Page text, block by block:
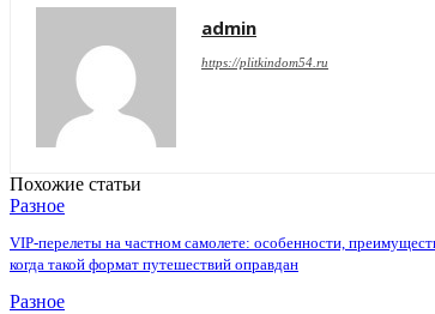
admin
https://plitkindom54.ru
Похожие статьи
Разное
VIP-перелеты на частном самолете: особенности,
когда такой формат путешествий оправдан
Разное